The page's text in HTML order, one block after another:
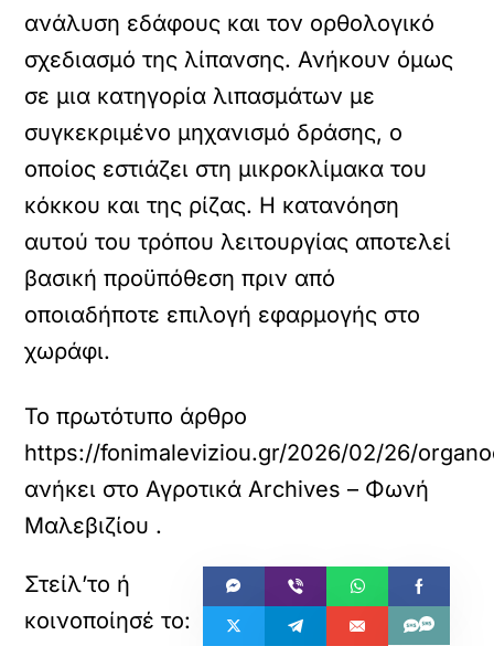
ανάλυση εδάφους και τον ορθολογικό
σχεδιασμό της λίπανσης. Ανήκουν όμως
σε μια κατηγορία λιπασμάτων με
συγκεκριμένο μηχανισμό δράσης, ο
οποίος εστιάζει στη μικροκλίμακα του
κόκκου και της ρίζας. Η κατανόηση
αυτού του τρόπου λειτουργίας αποτελεί
βασική προϋπόθεση πριν από
οποιαδήποτε επιλογή εφαρμογής στο
χωράφι.
Το πρωτότυπο άρθρο
https://fonimaleviziou.gr/2026/02/26/
ανήκει στοΑγροτικά Archives – Φωνή
Μαλεβιζίου .